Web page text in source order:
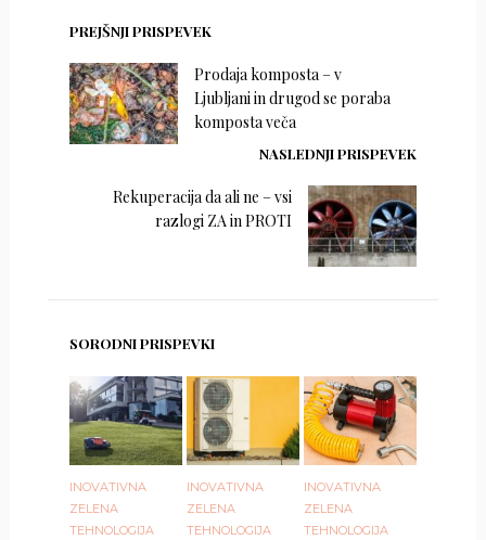
PREJŠNJI PRISPEVEK
Prodaja komposta – v
Ljubljani in drugod se poraba
komposta veča
NASLEDNJI PRISPEVEK
Rekuperacija da ali ne – vsi
razlogi ZA in PROTI
SORODNI PRISPEVKI
INOVATIVNA
ZELENA
TEHNOLOGIJA
INOVATIVNA
ZELENA
TEHNOLOGIJA
INOVATIVNA
ZELENA
TEHNOLOGIJA